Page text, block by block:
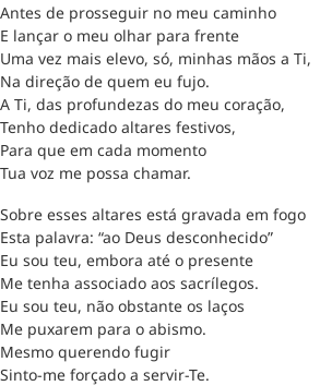
Antes de prosseguir no meu caminho
E lançar o meu olhar para frente
Uma vez mais elevo, só, minhas mãos a Ti,
Na direção de quem eu fujo.
A Ti, das profundezas do meu coração,
Tenho dedicado altares festivos,
Para que em cada momento
Tua voz me possa chamar.
Sobre esses altares está gravada em fogo
Esta palavra: “ao Deus desconhecido”
Eu sou teu, embora até o presente
Me tenha associado aos sacrílegos.
Eu sou teu, não obstante os laços
Me puxarem para o abismo.
Mesmo querendo fugir
Sinto-me forçado a servir-Te.